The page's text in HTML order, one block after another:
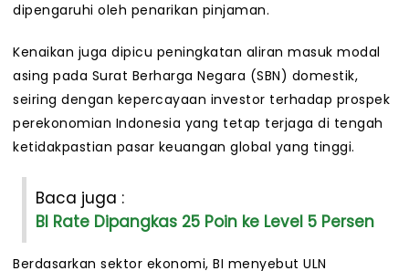
dipengaruhi oleh penarikan pinjaman.
Kenaikan juga dipicu peningkatan aliran masuk modal
asing pada Surat Berharga Negara (SBN) domestik,
seiring dengan kepercayaan investor terhadap prospek
perekonomian Indonesia yang tetap terjaga di tengah
ketidakpastian pasar keuangan global yang tinggi.
Baca juga :
BI Rate Dipangkas 25 Poin ke Level 5 Persen
Berdasarkan sektor ekonomi, BI menyebut ULN